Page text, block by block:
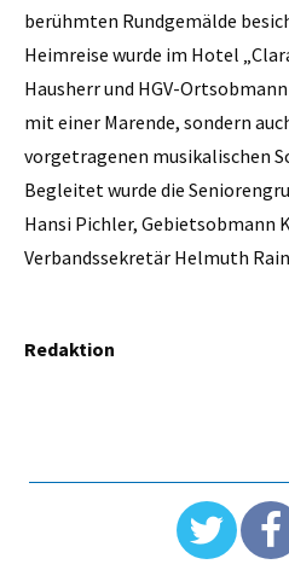
berühmten Rundgemälde
Heimreise wurde im Hotel
Hausherr und HGV-
mit einer Marende, sondern
vorgetragenen musikalischen
Begleitet wurde die
Hansi Pichler, Gebietsobmann
Verbandssekretär Helmuth
Redaktion